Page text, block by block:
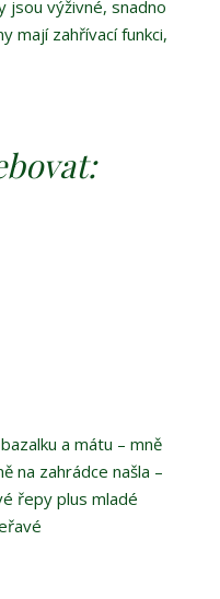
jsou výživné, snadno
mají zahřívací funkci,
a mátu – mně
na zahrádce našla –
řepy plus mladé